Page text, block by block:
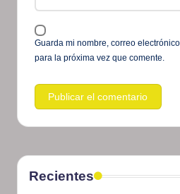
Guarda mi nombre, correo
para la próxima vez que comente.
Recientes